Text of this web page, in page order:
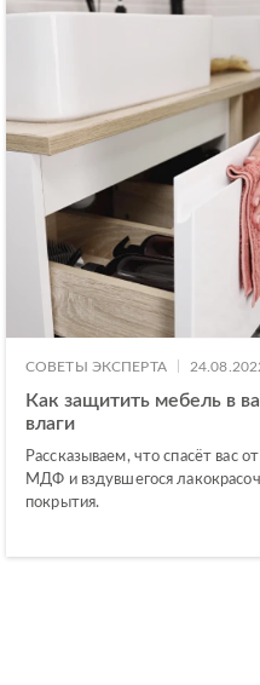
СОВЕТЫ ЭКСПЕРТА
Как защитить мебель в
влаги
Рассказываем, что спасёт вас
МДФ и вздувшегося
покрытия.